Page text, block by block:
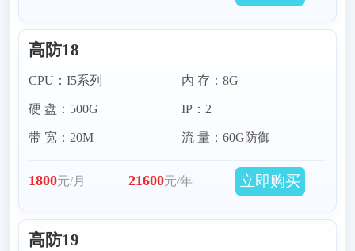
高防18
CPU：I5系列
硬 盘：500G
带 宽：20M
内 存：8G
IP：2
流 量：60G防御
1800元/月 21600元/年 立即购买
高防19